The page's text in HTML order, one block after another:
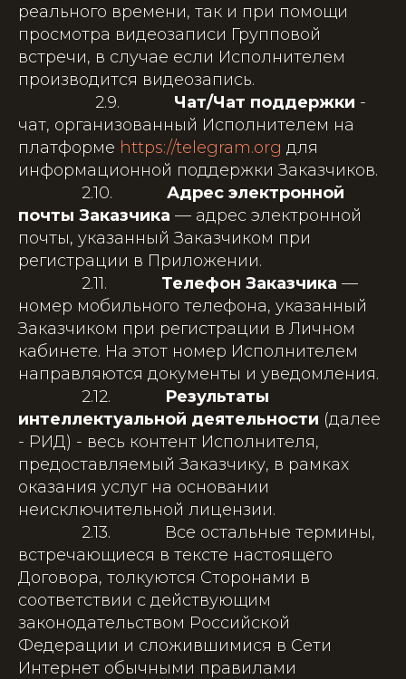
реального времени, так и при помощи
просмотра видеозаписи Групповой
встречи, в случае если Исполнителем
производится видеозапись.
2.9. Чат/Чат поддержки -
чат, организованный Исполнителем на
платформе https://telegram.org для
информационной поддержки Заказчиков.
2.10. Адрес электронной
почты Заказчика — адрес электронной
почты, указанный Заказчиком при
регистрации в Приложении.
2.11. Телефон Заказчика —
номер мобильного телефона, указанный
Заказчиком при регистрации в Личном
кабинете. На этот номер Исполнителем
направляются документы и уведомления.
2.12. Результаты
интеллектуальной деятельности (далее
- РИД) - весь контент Исполнителя,
предоставляемый Заказчику, в рамках
оказания услуг на основании
неисключительной лицензии.
2.13. Все остальные термины,
встречающиеся в тексте настоящего
Договора, толкуются Сторонами в
соответствии с действующим
законодательством Российской
Федерации и сложившимися в Сети
Интернет обычными правилами